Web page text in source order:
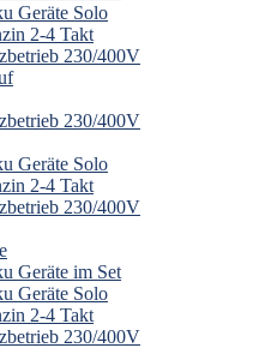
Geräte Solo
2-4 Takt
230/400V
230/400V
Geräte Solo
2-4 Takt
230/400V
Geräte im Set
Geräte Solo
2-4 Takt
230/400V